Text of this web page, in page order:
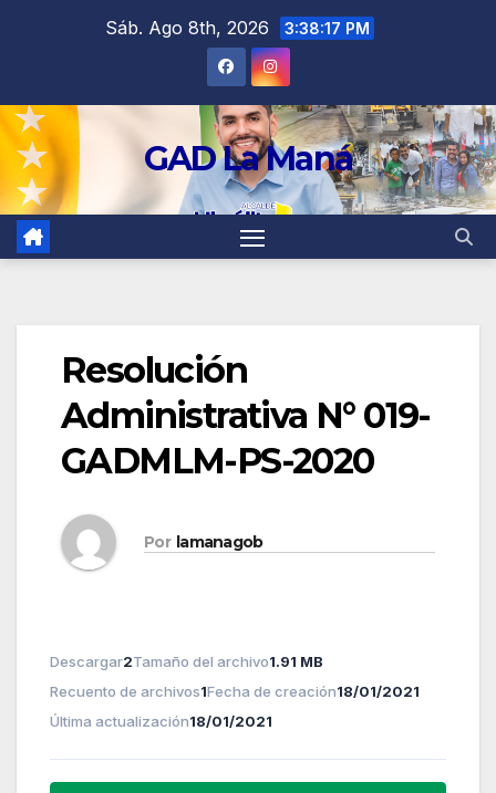
Sáb. Ago 8th, 2026 3:38:18 PM
GAD La Maná
Resolución
Administrativa N° 019-
GADMLM-PS-2020
Por lamanagob
Descargar2Tamaño del archivo1.91 MB
Recuento de archivos1Fecha de creación18/01/2021
Última actualización18/01/2021